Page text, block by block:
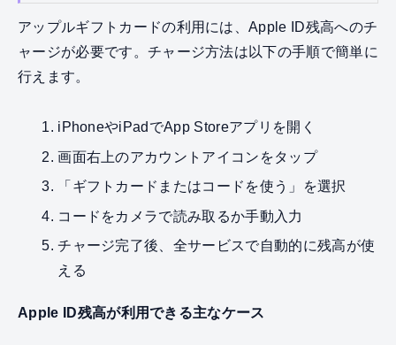
アップルギフトカードの利用には、Apple ID残高へのチ
ャージが必要です。チャージ方法は以下の手順で簡単に
行えます。
iPhoneやiPadでApp Storeアプリを開く
画面右上のアカウントアイコンをタップ
「ギフトカードまたはコードを使う」を選択
コードをカメラで読み取るか手動入力
チャージ完了後、全サービスで自動的に残高が使
える
Apple ID残高が利用できる主なケース